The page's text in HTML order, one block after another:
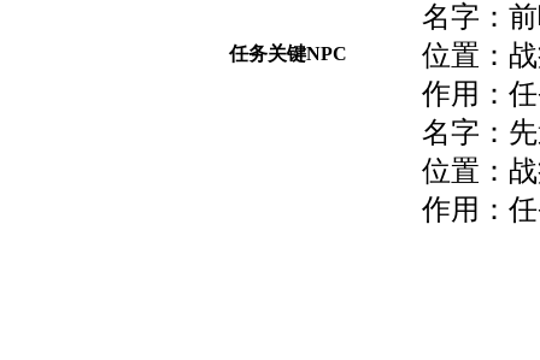
任务关键NPC
名字：
位置：
作用：
名字：
位置：
作用：